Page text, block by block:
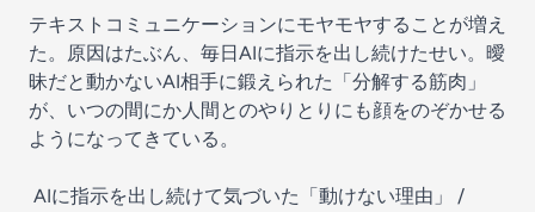
テキストコミュニケーションにモヤモヤすることが増え
た。原因はたぶん、毎日AIに指示を出し続けたせい。曖
昧だと動かないAI相手に鍛えられた「分解する筋肉」
が、いつの間にか人間とのやりとりにも顔をのぞかせる
ようになってきている。
AIに指示を出し続けて気づいた「動けない理由」 /